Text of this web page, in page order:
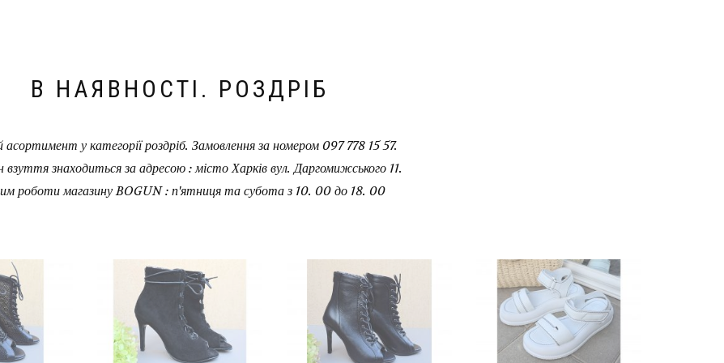
В НАЯВНОСТІ. РОЗДРІБ
у категорії роздріб. Замовлення за номером 097 778 15 57.
взуття знаходиться за адресою : місто Харків вул. Даргомижського 11.
роботи магазину BOGUN : п'ятниця та субота з 10. 00 до 18. 00